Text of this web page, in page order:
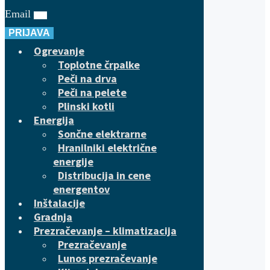
Email
PRIJAVA
Ogrevanje
Toplotne črpalke
Peči na drva
Peči na pelete
Plinski kotli
Energija
Sončne elektrarne
Hranilniki električne
energije
Distribucija in cene
energentov
Inštalacije
Gradnja
Prezračevanje – klimatizacija
Prezračevanje
Lunos prezračevanje